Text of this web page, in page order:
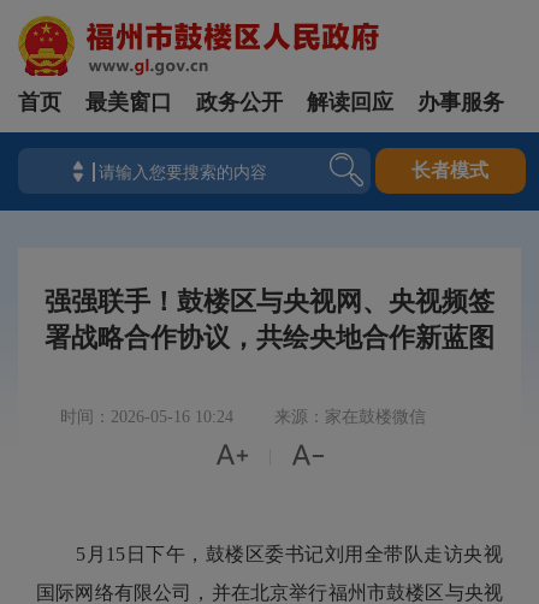
首页 最美窗口 政务公开 解读回应 办事服务
长者模式
强强联手！鼓楼区与央视网、央视频签
署战略合作协议，共绘央地合作新蓝图
时间：2026-05-16 10:24 来源：家在鼓楼微信
 
5月15日下午，鼓楼区委书记刘用全带队走访央视
国际网络有限公司，并在北京举行福州市鼓楼区与央视